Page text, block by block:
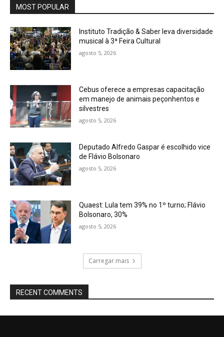
MOST POPULAR
Instituto Tradição & Saber leva diversidade
musical à 3ª Feira Cultural
agosto 5, 2026
Cebus oferece a empresas capacitação
em manejo de animais peçonhentos e
silvestres
agosto 5, 2026
Deputado Alfredo Gaspar é escolhido vice
de Flávio Bolsonaro
agosto 5, 2026
Quaest: Lula tem 39% no 1º turno; Flávio
Bolsonaro, 30%
agosto 5, 2026
Carregar mais
RECENT COMMENTS